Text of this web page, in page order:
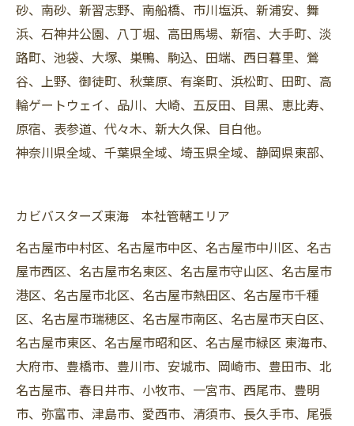
砂、南砂、新習志野、南船橋、市川塩浜、新浦安、舞
浜、石神井公園、八丁堀、高田馬場、新宿、大手町、淡
路町、池袋、大塚、巣鴨、駒込、田端、西日暮里、鶯
谷、上野、御徒町、秋葉原、有楽町、浜松町、田町、高
輪ゲートウェイ、品川、大崎、五反田、目黒、恵比寿、
原宿、表参道、代々木、新大久保、目白他。
神奈川県全域、千葉県全域、埼玉県全域、静岡県東部、
カビバスターズ東海 本社管轄エリア
名古屋市中村区、名古屋市中区、名古屋市中川区、名古
屋市西区、名古屋市名東区、名古屋市守山区、名古屋市
港区、名古屋市北区、名古屋市熱田区、名古屋市千種
区、名古屋市瑞穂区、名古屋市南区、名古屋市天白区、
名古屋市東区、名古屋市昭和区、名古屋市緑区 東海市、
大府市、豊橋市、豊川市、安城市、岡崎市、豊田市、北
名古屋市、春日井市、小牧市、一宮市、西尾市、豊明
市、弥富市、津島市、愛西市、清須市、長久手市、尾張